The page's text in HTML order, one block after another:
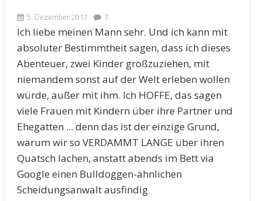
5. Dezember 2017 7
Ich liebe meinen Mann sehr. Und ich kann mit
absoluter Bestimmtheit sagen, dass ich dieses
Abenteuer, zwei Kinder großzuziehen, mit
niemandem sonst auf der Welt erleben wollen
würde, außer mit ihm. Ich HOFFE, das sagen
viele Frauen mit Kindern über ihre Partner und
Ehegatten ... denn das ist der einzige Grund,
warum wir so VERDAMMT LANGE über ihren
Quatsch lachen, anstatt abends im Bett via
Google einen Bulldoggen-ähnlichen
Scheidungsanwalt ausfindig